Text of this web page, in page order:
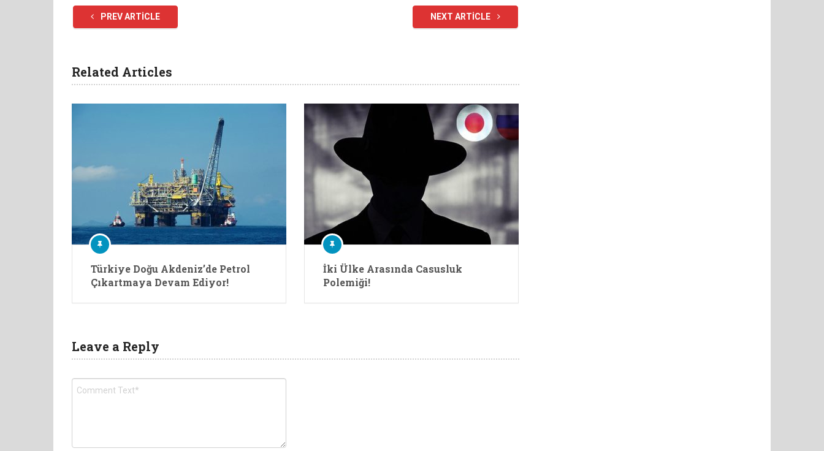
PREV ARTICLE NEXT ARTICLE
Related Articles
Türkiye Doğu Akdeniz’de Petrol
Çıkartmaya Devam Ediyor!
İki Ülke Arasında Casusluk
Polemiği!
Leave a Reply